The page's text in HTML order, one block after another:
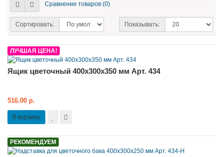
Сравнение товаров (0)
Сортировать: Показывать:
ЛУЧШАЯ ЦЕНА!
Ящик цветочный 400x300x350 мм Арт. 434
516.00 р.
В корзину
РЕКОМЕНДУЕМ